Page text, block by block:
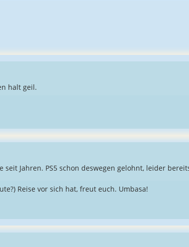
halt geil.
seit Jahren. PS5 schon deswegen gelohnt, leider
Reise vor sich hat, freut euch. Umbasa!